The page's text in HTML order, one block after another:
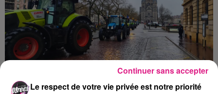
Le respect de votre vie privée est notre priorité
Continuer sans accepter